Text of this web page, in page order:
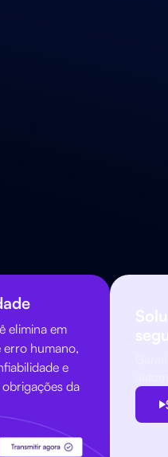
a performance da
elimina em
humano,
e
da